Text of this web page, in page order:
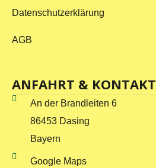
Datenschutzerklärung
AGB
ANFAHRT & KONTAKT
An der Brandleiten 6
86453 Dasing
Bayern
Google Maps